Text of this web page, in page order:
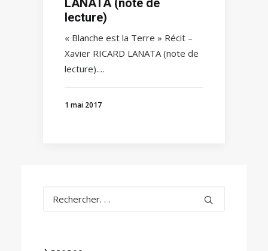
lecture)
« Blanche est la Terre » Récit –
Xavier RICARD LANATA (note de
lecture).…
1 mai 2017